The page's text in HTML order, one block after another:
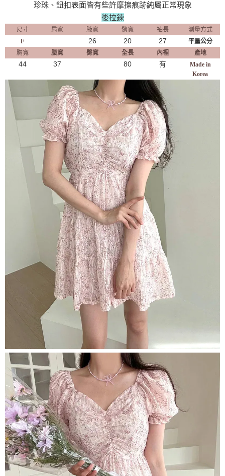
珍珠、鈕扣表面皆有些許摩擦痕跡純屬正常現象
後拉鍊
尺寸 肩寬 腋寬 臂寬 袖長
測量方式
F
26 20 27
平量公分
胸寬
腰寬 臀寬 全長 內裡 產地
44 37 80 有
Made in
Korea